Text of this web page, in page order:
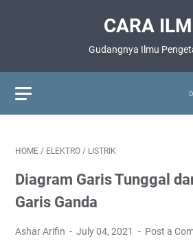
CARA
Gudangnya Ilmu
HOME / ELEKTRO / LISTRIK
Diagram Garis Tunggal
Garis Ganda
Ashar Arifin July 04, 2021 Post a